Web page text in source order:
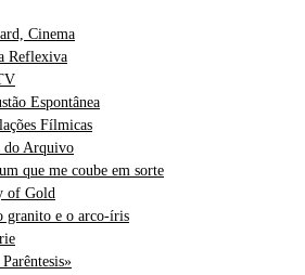
Cinema
Reflexiva
Espontânea
Fílmicas
do Arquivo
que me coube em sorte
of Gold
granito e o arco-íris